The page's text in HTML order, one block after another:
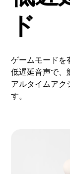
ド
ゲームモードを
低遅延音声で、
アルタイムアク
す。